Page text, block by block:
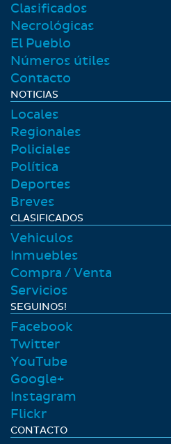
Clasificados
Necrológicas
El Pueblo
Números útiles
Contacto
NOTICIAS
Locales
Regionales
Policiales
Polí­tica
Deportes
Breves
CLASIFICADOS
Vehiculos
Inmuebles
Compra / Venta
Servicios
SEGUINOS!
Facebook
Twitter
YouTube
Google+
Instagram
Flickr
CONTACTO